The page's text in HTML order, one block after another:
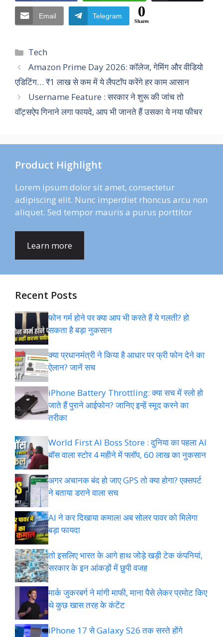
Email Telegram 0
Shares
Categories
Tech
Amazon Prime Day 2026: कॉलेज, गेमिंग और वीडियो
एडिटिंग… ₹1 लाख से कम में ये लैपटॉप करेंगे हर काम आसान
Username Feature : सरकार ने शुरू की जांच तो
वॉट्सऐप गिनाने लगा फायदे, आप भी जानते हैं उसका ये नया फीचर
Product Highlight
Lorem ipsum dolor sit amet, consectetur
adipiscing elit. Nunc imperdiet rhoncus arcu non
aliquet. Sed tempor mauris a purus porttitor
Learn more
Recent Posts
फोन गर्म होने पर क्या आप भी करते हैं ये गलती? हो
सकता है बड़ा नुकसान
क्या प्रधानमंत्री ने किया है आधार पर फ्री फोन देने का
ऐलान? जानें सच
iPhone Battery Throttling: क्या सच में स्लो हो
जाते हैं पुराने आईफोन? जानिए इन्हें स्मूद करने का
तरीका
World First AI Boss Store : दुनिया का पहला AI
बॉस वाला स्टोर 4 महीने में फ्लॉप, 60 लाख का नुकसान
अगर अचानक बंद हो जाए GPS तो क्या होगा? एक्सपर्ट
ने बताया डराने वाला सच
AI ने कर दिखाया कमाल! अब सोलर पावर को मिलेगा
बड़ा फायदा
तो इसलिए भारत के आगे हाथ जोड़े खड़ी टेक कंपनियां,
सरकार के इन आंकड़ों में छुपी वजह
मार्क जुकरबर्ग ने मांगी माफी, माना पैसे लेकर प्रमोट क‍िए
थे कुछ खास तरह के कंटेंट
iPhone 17 से Galaxy S26 तक सस्ते होंगे